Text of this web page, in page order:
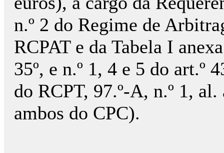
n.º 2 do Regime de
RCPAT e da Tabela I
35º, e n.º 1, 4 e 5 do art.º
do RCPT, 97.º-A, n.º 1, al.
ambos do CPC).